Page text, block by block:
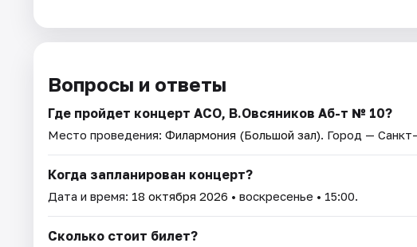
Вопросы и ответы
Где пройдет концерт АСО, В.Овсяников Аб-т № 10?
Место проведения: Филармония (Большой зал). Город —
Когда запланирован концерт?
Дата и время: 18 октября 2026 • воскресенье • 15:00.
Сколько стоит билет?